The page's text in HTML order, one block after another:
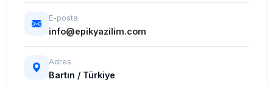
E-posta
info@epikyazilim.com
Adres
Bartın / Türkiye